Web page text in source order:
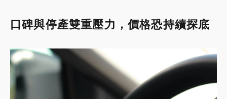
口碑與停產雙重壓力，價格恐持續探底